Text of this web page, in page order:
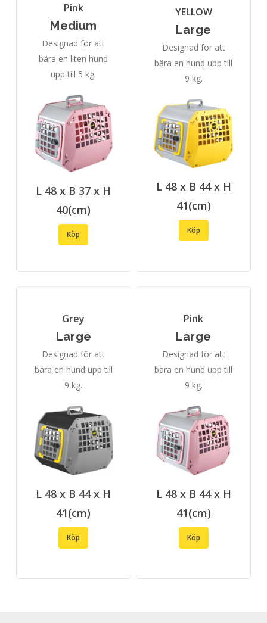
Pink
Medium
Designad för att
bära en liten hund
upp till 5 kg.
L 48 x B 37 x H
40(cm)
Köp
YELLOW
Large
Designad för att
bära en hund upp till
9 kg.
L 48 x B 44 x H
41(cm)
Köp
Grey
Large
Designad för att
bära en hund upp till
9 kg.
L 48 x B 44 x H
41(cm)
Köp
Pink
Large
Designad för att
bära en hund upp till
9 kg.
L 48 x B 44 x H
41(cm)
Köp